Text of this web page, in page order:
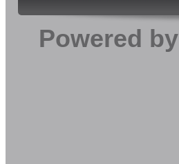
Powered by